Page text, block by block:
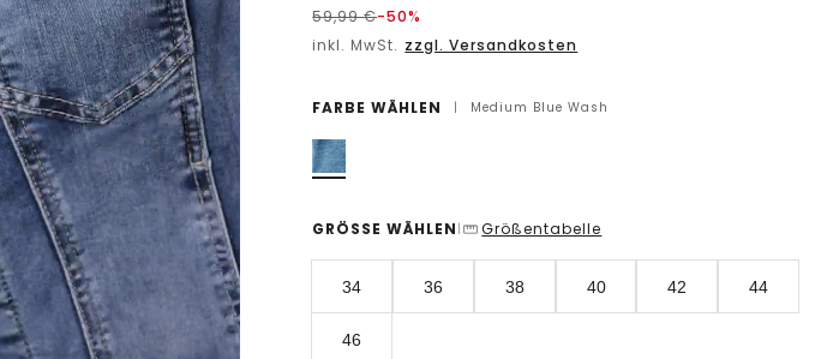
59,99€-50%
inkl. MwSt. zzgl. Versandkosten
FARBE WÄHLEN | Medium Blue Wash
GRÖSSE WÄHLEN | Größentabelle
34 36 38 40 42 44
46